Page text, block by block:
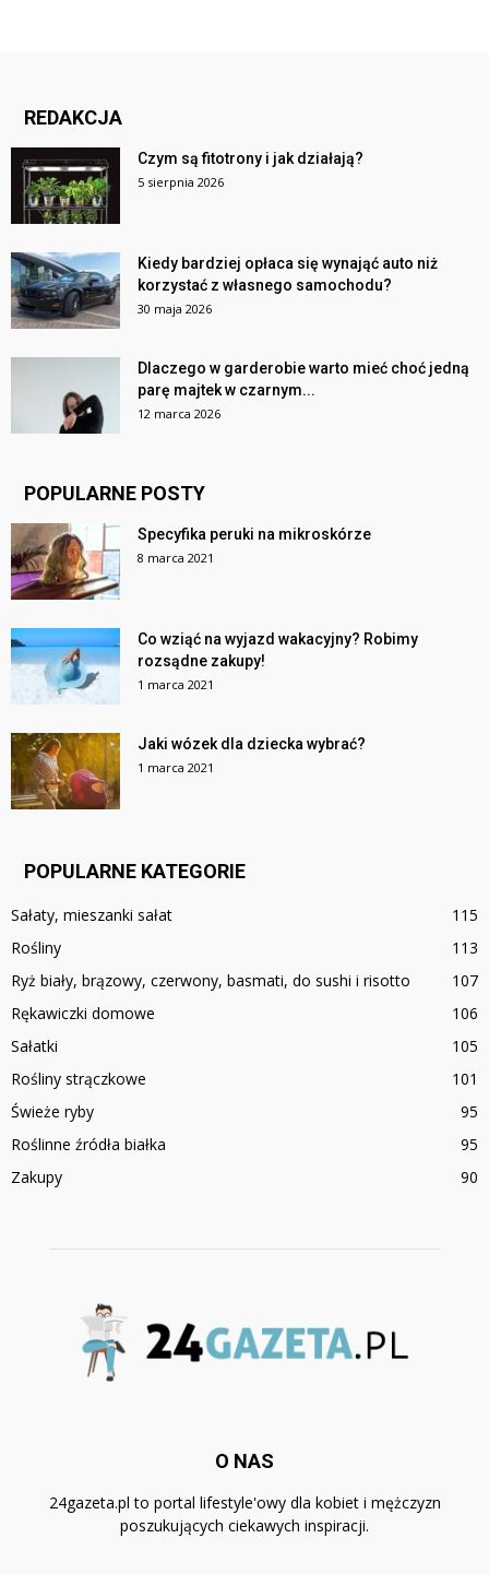
REDAKCJA
Czym są fitotrony i jak działają?
5 sierpnia 2026
Kiedy bardziej opłaca się wynająć auto niż
korzystać z własnego samochodu?
30 maja 2026
Dlaczego w garderobie warto mieć choć jedną
parę majtek w czarnym...
12 marca 2026
POPULARNE POSTY
Specyfika peruki na mikroskórze
8 marca 2021
Co wziąć na wyjazd wakacyjny? Robimy
rozsądne zakupy!
1 marca 2021
Jaki wózek dla dziecka wybrać?
1 marca 2021
POPULARNE KATEGORIE
Sałaty, mieszanki sałat
115
Rośliny
113
Ryż biały, brązowy, czerwony, basmati, do sushi i risotto
107
Rękawiczki domowe
106
Sałatki
105
Rośliny strączkowe
101
Świeże ryby
95
Roślinne źródła białka
95
Zakupy
90
O NAS
24gazeta.pl to portal lifestyle'owy dla kobiet i mężczyzn
poszukujących ciekawych inspiracji.